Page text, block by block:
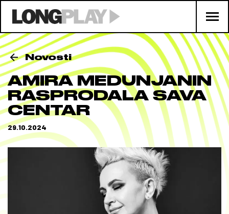
Novosti
AMIRA MEDUNJANIN
RASPRODALA SAVA
CENTAR
29.10.2024